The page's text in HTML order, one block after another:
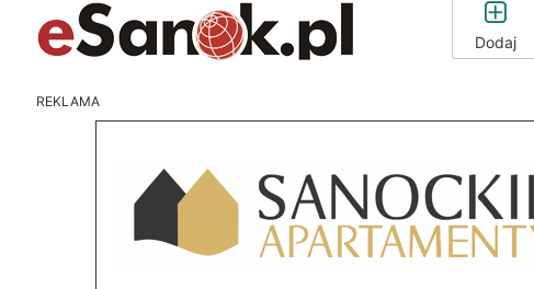
Dodaj
REKLAMA